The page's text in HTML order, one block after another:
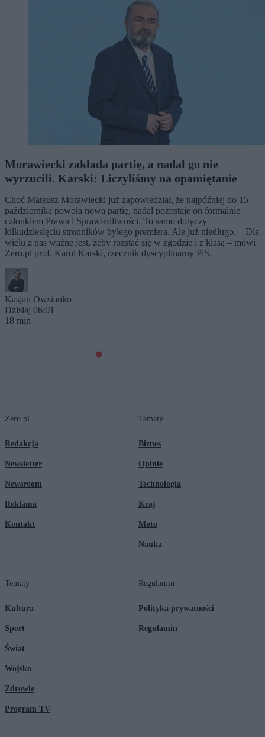
Morawiecki zakłada partię, a nadal go nie
wyrzucili. Karski: Liczyliśmy na opamiętanie
Choć Mateusz Morawiecki już zapowiedział, że najpóźniej do 15
października powoła nową partię, nadal pozostaje on formalnie
członkiem Prawa i Sprawiedliwości. To samo dotyczy
kilkudziesięciu stronników byłego premiera. Ale już niedługo. – Dla
wielu z nas ważne jest, żeby rozstać się w zgodzie i z klasą – mówi
Zero.pl prof. Karol Karski, rzecznik dyscyplinarny PiS.
Kasjan Owsianko
Dzisiaj 06:01
18 min
Zero.pl
Redakcja
Newsletter
Newsroom
Reklama
Kontakt
Tematy
Biznes
Opinie
Technologia
Kraj
Moto
Nauka
Tematy
Kultura
Sport
Świat
Wojsko
Zdrowie
Program TV
Regulamin
Polityka prywatności
Regulamin